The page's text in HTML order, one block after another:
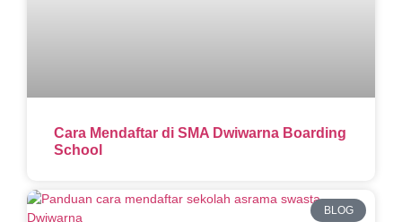
Cara Mendaftar di SMA Dwiwarna Boarding
School
BLOG